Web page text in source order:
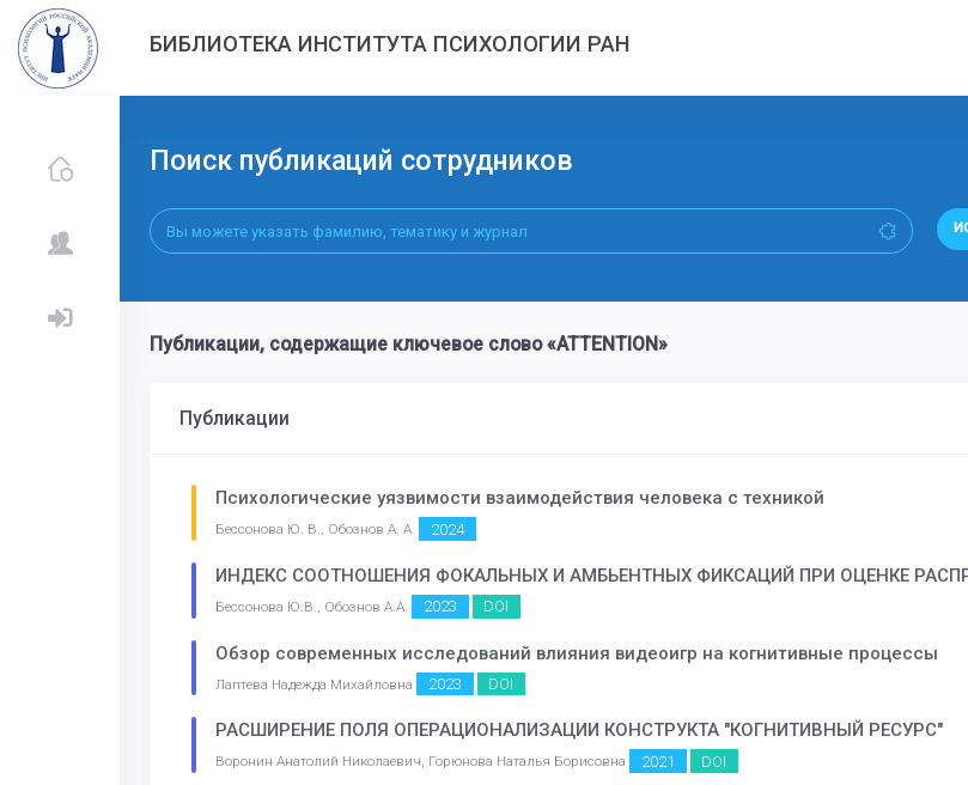
БИБЛИОТЕКА ИНСТИТУТА ПСИХОЛОГИИ РАН
Поиск публикаций сотрудников
Публикации, содержащие ключевое слово «ATTENTION»
Публикации
Психологические уязвимости взаимодействия человека с техникой
Бессонова Ю. В., Обознов А. А. 2024
ИНДЕКС СООТНОШЕНИЯ ФОКАЛЬНЫХ И АМБЬЕНТНЫХ ФИКСАЦИЙ ПРИ ОЦЕНКЕ
Бессонова Ю.В., Обознов А.А. 2023 DOI
Обзор современных исследований влияния видеоигр на когнитивные процессы
Лаптева Надежда Михайловна 2023 DOI
РАСШИРЕНИЕ ПОЛЯ ОПЕРАЦИОНАЛИЗАЦИИ КОНСТРУКТА "КОГНИТИВНЫЙ РЕСУРС"
Воронин Анатолий Николаевич, Горюнова Наталья Борисовна 2021 DOI